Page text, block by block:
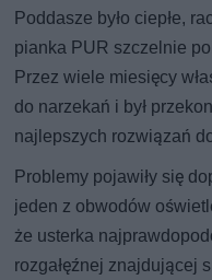
Poddasze było ciepłe,
pianka PUR szczelnie
Przez wiele miesięcy
do narzekań i był
najlepszych rozwiązań
Problemy pojawiły się
jeden z obwodów
że usterka
rozgałęźnej znajdującej